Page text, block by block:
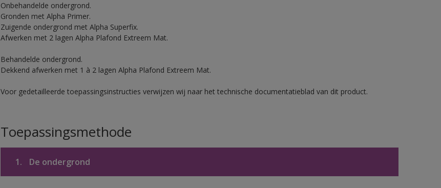
Onbehandelde ondergrond.
Gronden met Alpha Primer.
Zuigende ondergrond met Alpha Superfix.
Afwerken met 2 lagen Alpha Plafond Extreem Mat.
Behandelde ondergrond.
Dekkend afwerken met 1 à 2 lagen Alpha Plafond Extreem Mat.
Voor gedetailleerde toepassingsinstructies verwijzen wij naar het technische documentatieblad van dit product.
Toepassingsmethode
1. De ondergrond